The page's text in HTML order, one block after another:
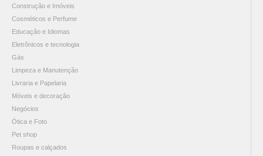
Construção e Imóveis
Cosméticos e Perfume
Educação e Idiomas
Eletrônicos e tecnologia
Gás
Limpeza e Manutenção
Livraria e Papelaria
Móveis e decoração
Negócios
Ótica e Foto
Pet shop
Roupas e calçados